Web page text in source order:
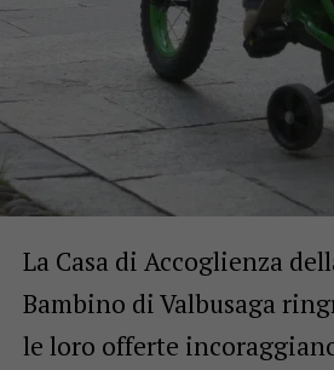
La Casa di Accoglienza
Bambino di Valbusaga
le loro offerte